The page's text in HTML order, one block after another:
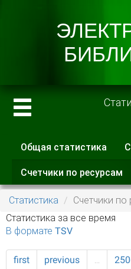
Главные
Общая статистика
Счетчики по ресурсам
Статистика
Счетчики по
Статистика за все время
В формате TSV
first previous …